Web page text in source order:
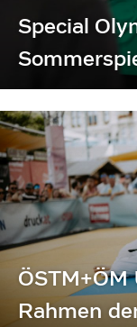
Special
Rahmen